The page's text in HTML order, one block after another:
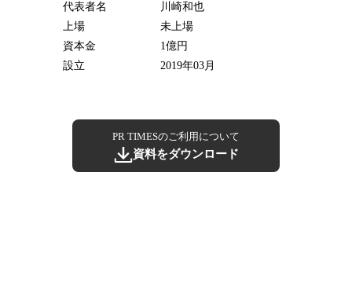
代表者名
川崎和也
上場
未上場
資本金
1億円
設立
2019年03月
PR TIMESのご利用について
資料をダウンロード